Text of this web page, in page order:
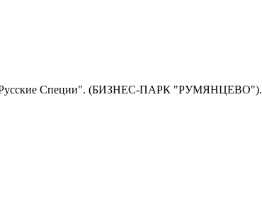
"Русские Специи". (БИЗНЕС-ПАРК "РУМЯНЦЕВО").